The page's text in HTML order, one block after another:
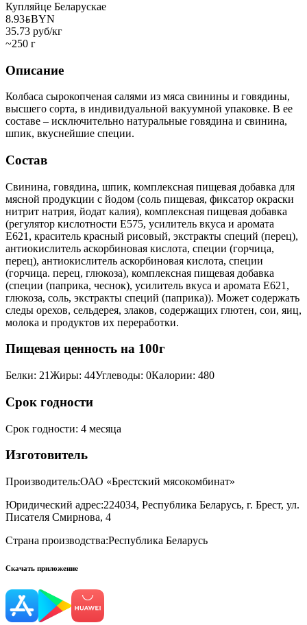
Купляйце Беларускае
8.93BYNBYN
35.73 руб/кг
~250 г
Описание
Колбаса сырокопченая салями из мяса свинины и говядины,
высшего сорта, в индивидуальной вакуумной упаковке. В ее
составе – исключительно натуральные говядина и свинина,
шпик, вкуснейшие специи.
Состав
Свинина, говядина, шпик, комплексная пищевая добавка для
мясной продукции с йодом (соль пищевая, фиксатор окраски
нитрит натрия, йодат калия), комплексная пищевая добавка
(регулятор кислотности Е575, усилитель вкуса и аромата
Е621, краситель красный рисовый, экстракты специй (перец),
антиокислитель аскорбиновая кислота, специи (горчица,
перец), антиокислитель аскорбиновая кислота, специи
(горчица. перец, глюкоза), комплексная пищевая добавка
(специи (паприка, чеснок), усилитель вкуса и аромата Е621,
глюкоза, соль, экстракты специй (паприка)). Может содержать
следы орехов, сельдерея, злаков, содержащих глютен, сои, яиц,
молока и продуктов их переработки.
Пищевая ценность на 100г
Белки: 21Жиры: 44Углеводы: 0Калории: 480
Срок годности
Срок годности: 4 месяца
Изготовитель
Производитель:ОАО «Брестский мясокомбинат»
Юридический адрес:224034, Республика Беларусь, г. Брест, ул.
Писателя Смирнова, 4
Страна производства:Республика Беларусь
Скачать приложение